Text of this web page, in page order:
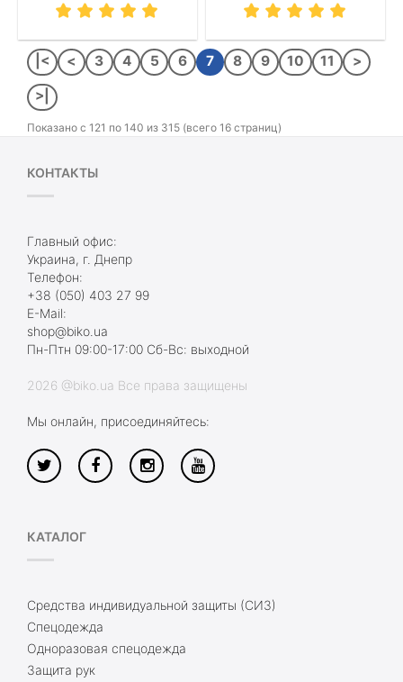
|< < 3 4 5 6 7 8 9 10 11 >
>|
Показано с 121 по 140 из 315 (всего 16 страниц)
КОНТАКТЫ
Главный офис:
Украина, г. Днепр
Телефон:
+38 (050) 403 27 99
E-Mail:
shop@biko.ua
Пн-Птн 09:00-17:00 Сб-Вс: выходной
2026 @biko.ua Все права защищены
Мы онлайн, присоединяйтесь:
КАТАЛОГ
Средства индивидуальной защиты (СИЗ)
Спецодежда
Одноразовая спецодежда
Защита рук